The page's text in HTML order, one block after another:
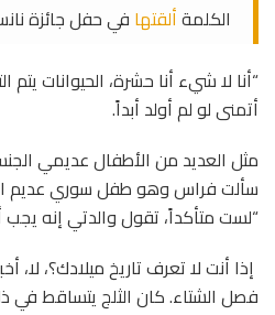
الكلمةألقتها في حفل جائزة نانسن
“أنا لا شيء أنا حشرة، الحيوانات
أتمنى لو لم أولد أبداً.
مثل العديد من الأطفال عديمي
سألت فراس وهو طفل سوري عديم
“لست متأكداً، تقول والدتي إنه يجب أن
إذا أنت لا تعرف تاريخ ميلادك؟، لا،
فصل الشتاء. كان الثلج يتساقط في